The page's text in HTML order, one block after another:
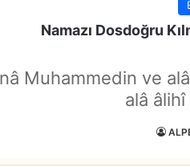
Namazı Dosdoğru
Muhammedin ve
alâ